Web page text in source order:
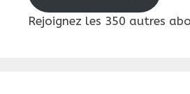
Rejoignez les 350 autres